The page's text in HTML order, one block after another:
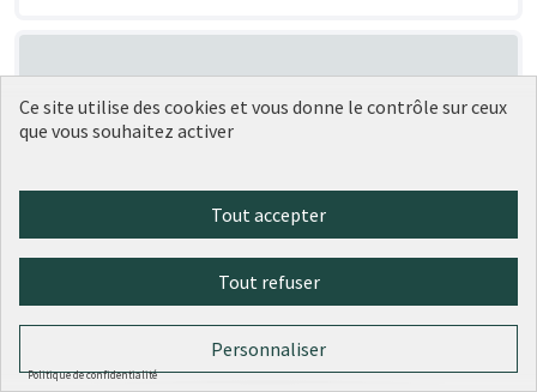
Ajout de balançoires au Parc
desitter
0 0
Ce site utilise des cookies et vous donne le contrôle sur ceux
que vous souhaitez activer
Tout accepter
Tout refuser
Personnaliser
Politique de confidentialité